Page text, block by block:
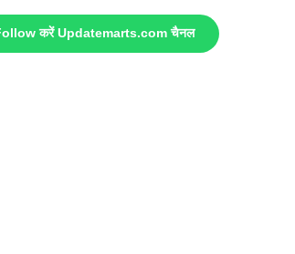
करें Updatemarts.com चैनल